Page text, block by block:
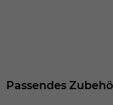
Passendes